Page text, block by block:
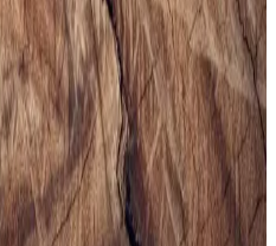
malzeme, konfor ve tasarım
modeller ve markalarla
yakalayın.
ile Şıklık ve Rahatlığı
spor gömlekler, rahatlık ve
modelleri ve kombin önerileriyle